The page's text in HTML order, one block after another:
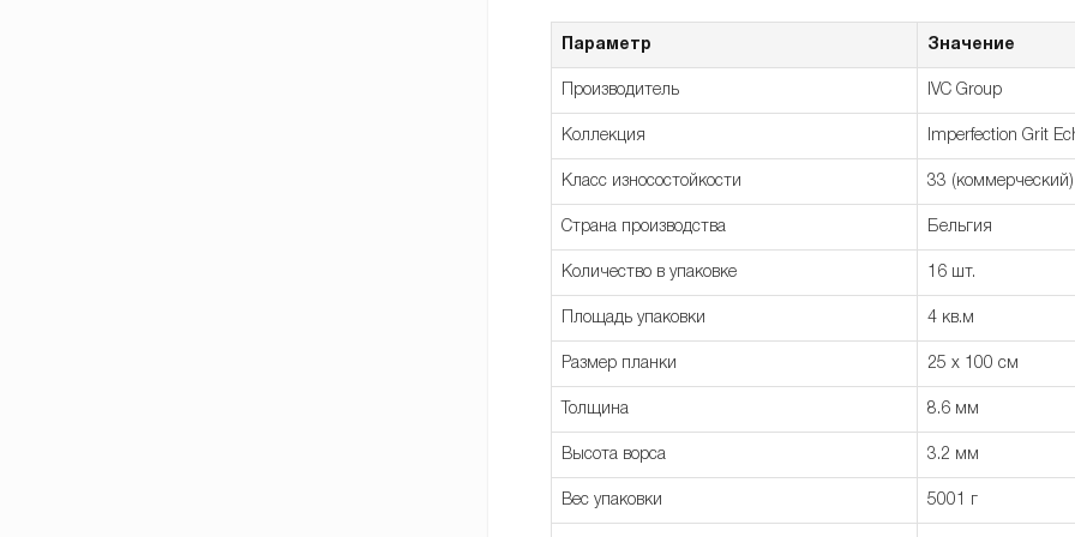
Параметр Значение
Производитель IVC Group
Коллекция Imperfection Grit
Класс износостойкости 33 (коммерческий)
Страна производства Бельгия
Количество в упаковке 16 шт.
Площадь упаковки 4 кв.м
Размер планки 25 x 100 см
Толщина 8.6 мм
Высота ворса 3.2 мм
Вес упаковки 5001 г